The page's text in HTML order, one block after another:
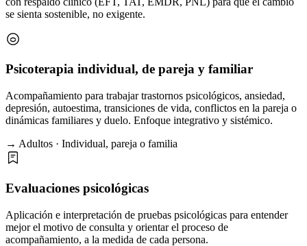
se sienta sostenible, no exigente.
Psicoterapia individual, de pareja y familiar
Acompañamiento para trabajar trastornos psicológicos, ansiedad,
depresión, autoestima, transiciones de vida, conflictos en la pareja o
dinámicas familiares y duelo. Enfoque integrativo y sistémico.
→ Adultos · Individual, pareja o familia
Evaluaciones psicológicas
Aplicación e interpretación de pruebas psicológicas para entender
mejor el motivo de consulta y orientar el proceso de
acompañamiento, a la medida de cada persona.